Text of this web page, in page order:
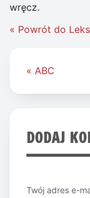
wręcz.
« Powrót do
Nawigacja
« ABC
DODAJ
Twój adres e-